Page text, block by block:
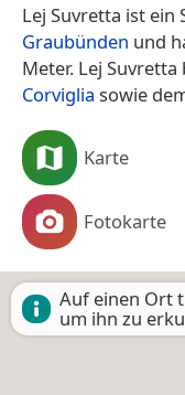
Lej Suvretta ist ein
Graubünden und
Meter. Lej
Corviglia sowie
Karte
Fotokarte
Auf einen Ort
um ihn zu